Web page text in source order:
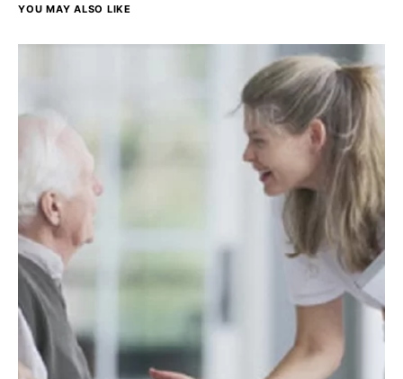
YOU MAY ALSO LIKE